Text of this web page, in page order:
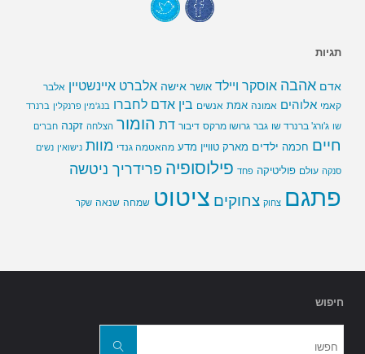
תגיות
אדם אהבה אוסקר ויילד אושר אישה אלברט איינשטיין אלבר
קאמי אלוהים אמונה אמת אנשים בין אדם לחברו בנג'מין פרנקלין ברנרד
שו ג'ורג' ברנרד שו גבר גרושו מרקס דיבור דת הומור הצלחה זקנה חברים
חיים חכמה ילדים מארק טוויין מדע מהאטמה גנדי מוות נישואין נשים
סנקה עולם פוליטיקה פחד פילוסופיה פרידריך ניטשה
פתגם צחוק צחוקים ציטוט שמחה שנאה שקר
חיפוש
חפשו